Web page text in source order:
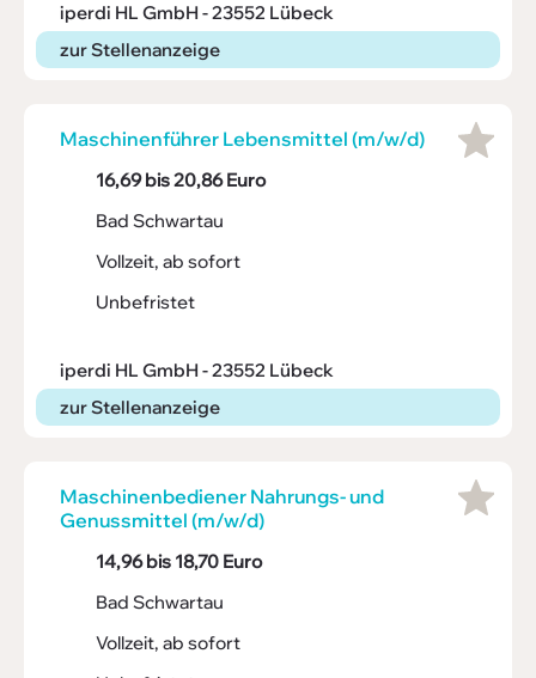
iperdi HL GmbH - 23552 Lübeck
zur Stellenanzeige
Maschi­nen­führer Lebens­mittel (m/w/d)
16,69 bis 20,86 Euro
Bad Schwartau
Vollzeit, ab sofort
Unbefristet
iperdi HL GmbH - 23552 Lübeck
zur Stellenanzeige
Maschi­nen­be­diener Nahrungs- und
Genuss­mittel (m/w/d)
14,96 bis 18,70 Euro
Bad Schwartau
Vollzeit, ab sofort